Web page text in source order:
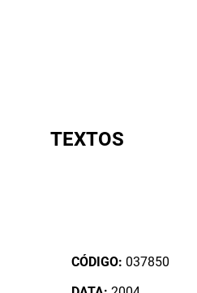
TEXTOS
CÓDIGO: 037850